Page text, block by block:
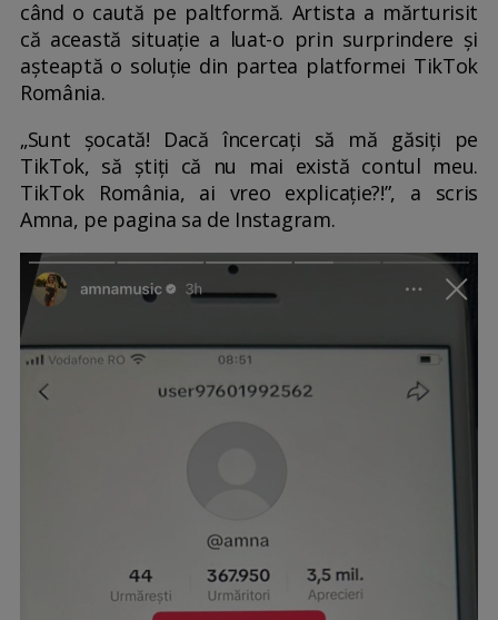
când o caută pe paltformă. Artista a mărturisit
că această situație a luat-o prin surprindere și
așteaptă o soluție din partea platformei TikTok
România.
„Sunt șocată! Dacă încercați să mă găsiți pe
TikTok, să știți că nu mai există contul meu.
TikTok România, ai vreo explicație?!”, a scris
Amna, pe pagina sa de Instagram.